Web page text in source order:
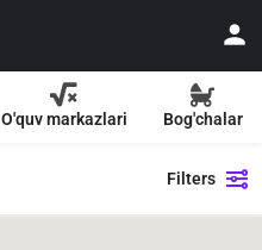
O'quv markazlari Bog'chalar
Filters